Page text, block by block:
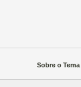
Sobre o